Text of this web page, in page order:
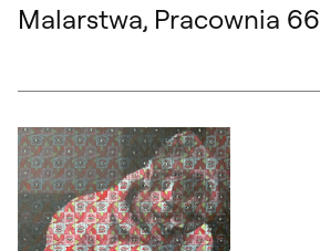
Malarstwa, Pracownia 66